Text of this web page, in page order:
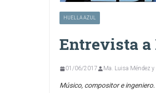
HUELLA AZUL
Entrevista a
01/06/2017 Ma. Luisa Méndez
Músico, compositor e